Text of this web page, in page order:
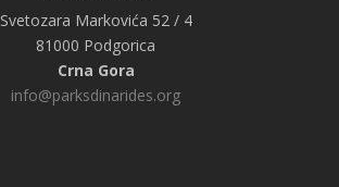
Svetozara Markovića 52 / 4
81000 Podgorica
Crna Gora
info@parksdinarides.org